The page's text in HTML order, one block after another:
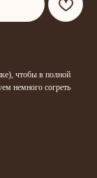
чтобы в полной
немного согреть